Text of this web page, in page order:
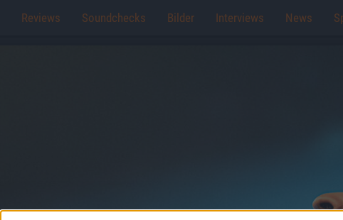
Reviews Soundchecks Bilder Interviews News